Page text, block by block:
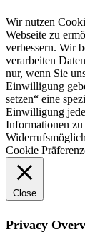
Wir nutzen
Webseite zu
verbessern. Wir
verarbeiten
nur, wenn Sie
Einwilligung
setzen“ eine
Einwilligung
Informationen
Cookie
Close
Privacy